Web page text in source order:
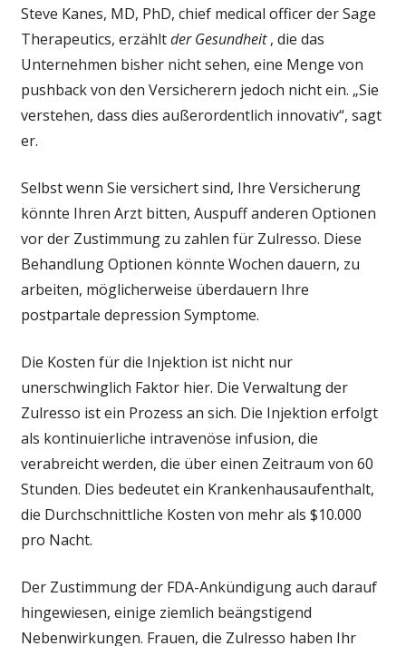
Steve Kanes, MD, PhD, chief medical officer der Sage
Therapeutics, erzähltder Gesundheit, die das
Unternehmen bisher nicht sehen, eine Menge von
pushback von den Versicherern jedoch nicht ein. „Sie
verstehen, dass dies außerordentlich innovativ“, sagt
er.
Selbst wenn Sie versichert sind, Ihre Versicherung
könnte Ihren Arzt bitten, Auspuff anderen Optionen
vor der Zustimmung zu zahlen für Zulresso. Diese
Behandlung Optionen könnte Wochen dauern, zu
arbeiten, möglicherweise überdauern Ihre
postpartale depression Symptome.
Die Kosten für die Injektion ist nicht nur
unerschwinglich Faktor hier. Die Verwaltung der
Zulresso ist ein Prozess an sich. Die Injektion erfolgt
als kontinuierliche intravenöse infusion, die
verabreicht werden, die über einen Zeitraum von 60
Stunden. Dies bedeutet ein Krankenhausaufenthalt,
die Durchschnittliche Kosten von mehr als $10.000
pro Nacht.
Der Zustimmung der FDA-Ankündigung auch darauf
hingewiesen, einige ziemlich beängstigend
Nebenwirkungen. Frauen, die Zulresso haben Ihr